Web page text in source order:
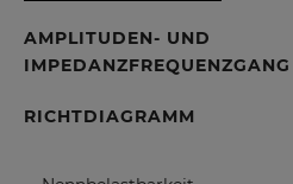
AMPLITUDEN- UND
IMPEDANZFREQUENZGANG
RICHTDIAGRAMM